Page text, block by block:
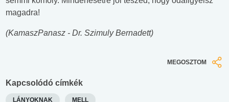
magadra!
(KamaszPanasz - Dr. Szimuly Bernadett)
MEGOSZTOM
Kapcsolódó címkék
LÁNYOKNAK MELL